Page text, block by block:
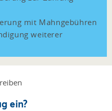
mit Mahngebühren
weiterer
ein?